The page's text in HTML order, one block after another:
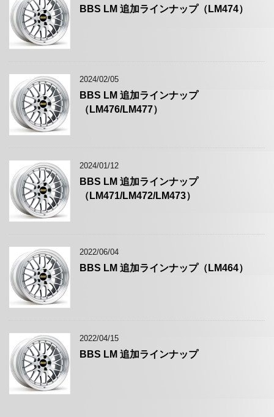
BBS LM 追加ラインナップ（LM474）
2024/02/05
BBS LM 追加ラインナップ
（LM476/LM477）
2024/01/12
BBS LM 追加ラインナップ
（LM471/LM472/LM473）
2022/06/04
BBS LM 追加ラインナップ（LM464）
2022/04/15
BBS LM 追加ラインナップ